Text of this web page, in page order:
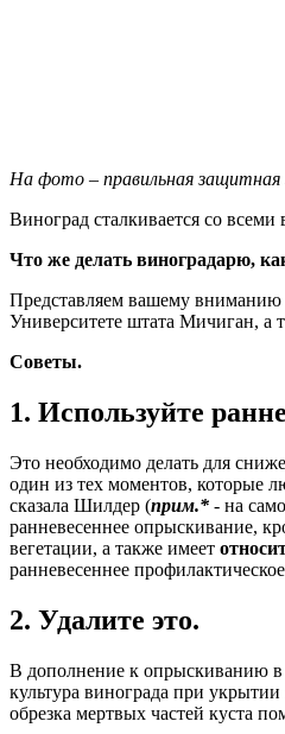
На фото – правильная защитная
Виноград сталкивается со
Что же делать виноградарю,
Представляем вашему вниманию
Университете штата Мичиган, а
Советы.
1. Используйте
Это необходимо делать для
один из тех моментов, которые
сказала Шилдер (прим.* - на
ранневесеннее опрыскивание,
вегетации, а также имеет
ранневесеннее
2. Удалите это.
В дополнение к опрыскиванию в
культура винограда при
обрезка мертвых частей куста